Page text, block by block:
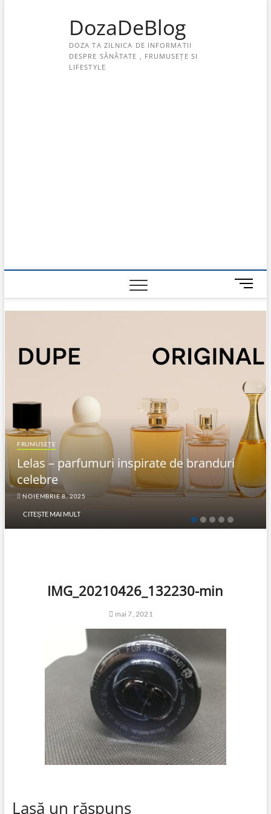
DozaDeBlog
DOZA TA ZILNICA DE INFORMATII
DESPRE SĂNĂTATE , FRUMUSEȚE SI
LIFESTYLE
M
e
n
u
t
o
FRUMUSEȚE
Lelas – parfumuri inspirate de branduri
celebre
NOIEMBRIE 8, 2025
CITEȘTE MAI MULT
IMG_20210426_132230-min
mai 7, 2021
Lasă un răspuns